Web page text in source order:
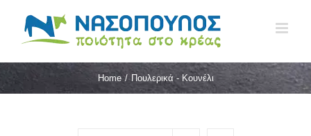
content
Home / Πουλερικά - Κουνέλι